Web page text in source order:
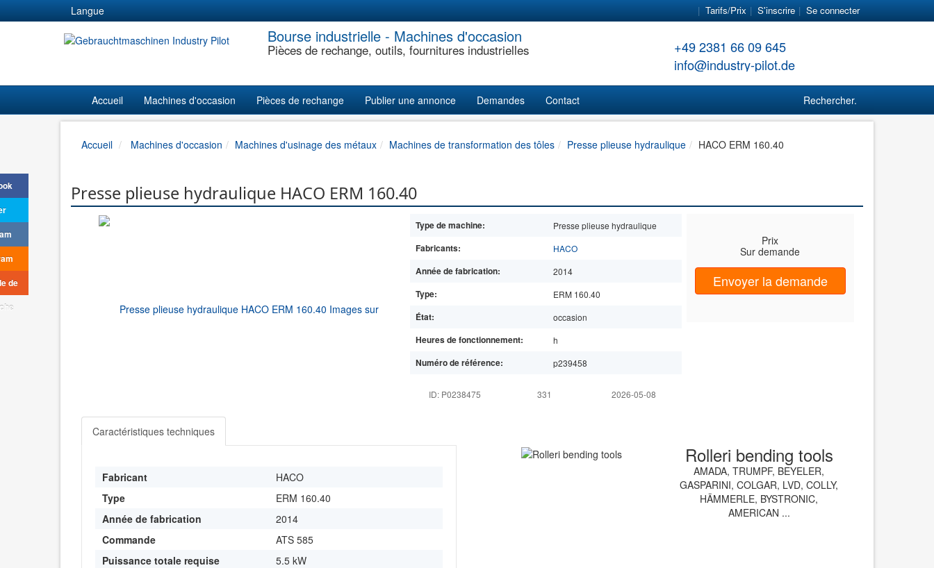
Langue Tarifs/Prix S'inscrire Se connecter
Bourse industrielle - Machines d'occasion
Pièces de rechange, outils, fournitures industrielles
+49 2381 66 09 645
info@industry-pilot.de
Accueil Machines d'occasion Pièces de rechange Publier une annonce Demandes Contact Rechercher...
de
Accueil Machines d'occasion Machines d'usinage des métaux Machines de transformation des tôles Presse plieuse hydraulique HACO ERM 160.40
Presse plieuse hydraulique HACO ERM 160.40
Type de machine: Presse plieuse hydraulique
Fabricants: HACO
Année de fabrication: 2014
Type: ERM 160.40
État: occasion
Heures de fonctionnement: h
Numéro de référence: p239458
ID: P0238475 331 2026-05-08
Prix
Sur demande
Envoyer la demande
Caractéristiques techniques
Fabricant
HACO
Type
ERM 160.40
Année de fabrication
2014
Commande
ATS 585
Puissance totale requise
5.5 kW
Rolleri bending tools
AMADA, TRUMPF, BEYELER,
GASPARINI, COLGAR, LVD, COLLY,
HÄMMERLE, BYSTRONIC,
AMERICAN ...